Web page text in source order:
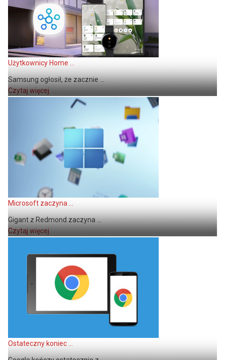
Użytkownicy Home ...
Samsung ogłosił, że zacznie ...
Czytaj więcej
Microsoft zaczyna ...
Gigant z Redmond zaczyna ...
Czytaj więcej
Ostateczny koniec ...